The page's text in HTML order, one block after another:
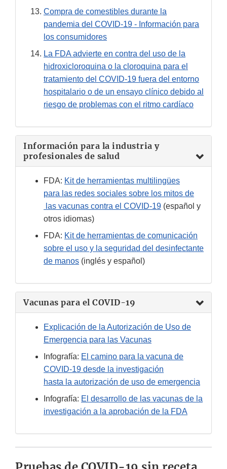
Compra de comestibles durante la
pandemia del COVID-19 - Información para
los consumidores
La FDA advierte en contra del uso de la
hidroxicloroquina o la cloroquina para el
tratamiento del COVID-19 fuera del entorno
hospitalario o de un ensayo clínico debido al
riesgo de problemas con el ritmo cardíaco
Información para la industria y
profesionales de salud
FDA: Kit de herramientas multilingües
para las redes sociales sobre los mitos de
las vacunas contra el COVID-19 (español y
otros idiomas)
FDA: Kit de herramientas de comunicación
sobre el uso y la seguridad del desinfectante
de manos (inglés y español)
Vacunas para el COVID-19
Explicación de la Autorización de Uso de
Emergencia para las Vacunas
Infografía: El camino para la vacuna de
COVID-19 desde la investigación
hasta la autorización de uso de emergencia
Infografía: El desarrollo de las vacunas de la
investigación a la aprobación de la FDA